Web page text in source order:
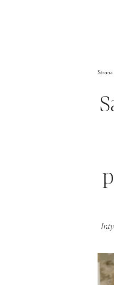
Strona